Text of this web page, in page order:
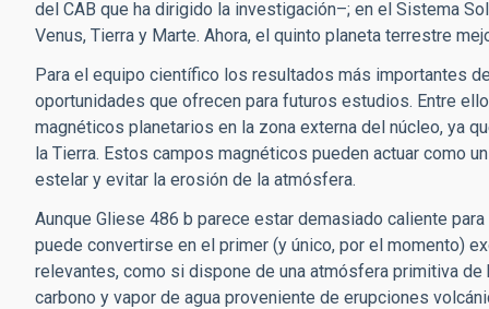
del CAB que ha dirigido la investigación–; en el Sistema
Venus, Tierra y Marte. Ahora, el quinto planeta terrestre
Para el equipo científico los resultados más importantes
oportunidades que ofrecen para futuros estudios. Entre
magnéticos planetarios en la zona externa del núcleo, ya
la Tierra. Estos campos magnéticos pueden actuar como
estelar y evitar la erosión de la atmósfera.
Aunque Gliese 486 b parece estar demasiado caliente
puede convertirse en el primer (y único, por el momento)
relevantes, como si dispone de una atmósfera primitiva
carbono y vapor de agua proveniente de erupciones